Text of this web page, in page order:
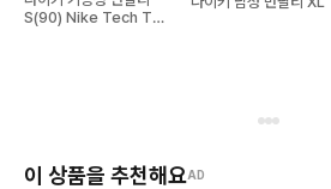
S(90) Nike Tech T
이 상품을 추천해요AD